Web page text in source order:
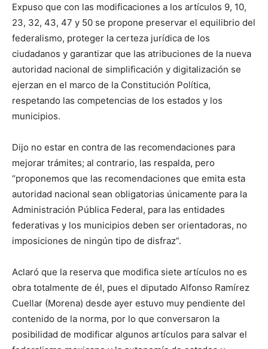
Expuso que con las modificaciones a los artículos 9, 10,
23, 32, 43, 47 y 50 se propone preservar el equilibrio del
federalismo, proteger la certeza jurídica de los
ciudadanos y garantizar que las atribuciones de la nueva
autoridad nacional de simplificación y digitalización se
ejerzan en el marco de la Constitución Política,
respetando las competencias de los estados y los
municipios.
Dijo no estar en contra de las recomendaciones para
mejorar trámites; al contrario, las respalda, pero
“proponemos que las recomendaciones que emita esta
autoridad nacional sean obligatorias únicamente para la
Administración Pública Federal, para las entidades
federativas y los municipios deben ser orientadoras, no
imposiciones de ningún tipo de disfraz”.
Aclaró que la reserva que modifica siete artículos no es
obra totalmente de él, pues el diputado Alfonso Ramírez
Cuellar (Morena) desde ayer estuvo muy pendiente del
contenido de la norma, por lo que conversaron la
posibilidad de modificar algunos artículos para salvar el